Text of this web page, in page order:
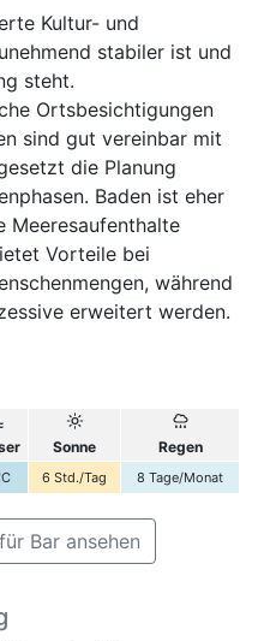
Kultur- und
stabiler ist und
steht.
Ortsbesichtigungen
sind gut vereinbar mit
die Planung
Baden ist eher
Meeresaufenthalte
Vorteile bei
während
erweitert werden.
Sonne Regen
6 Std./Tag 8 Tage/Monat
Bar ansehen